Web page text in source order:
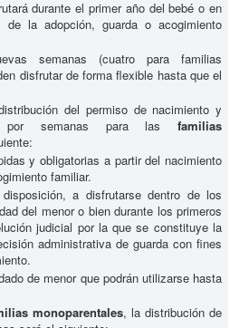
durante el primer año del bebé o en
la adopción, guarda o acogimiento
semanas (cuatro para familias
disfrutar de forma flexible hasta que el
del permiso de nacimiento y
por semanas para las familias
y obligatorias a partir del nacimiento
familiar.
a disfrutarse dentro de los
del menor o bien durante los primeros
judicial por la que se constituye la
administrativa de guarda con fines
de menor que podrán utilizarse hasta
monoparentales, la distribución de